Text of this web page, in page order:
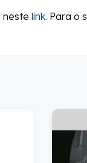
neste link. Para o